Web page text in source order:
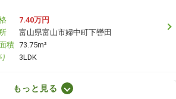
7.40万円
富山県富山市婦中町下轡田
積 73.75m²
3LDK
もっと見る